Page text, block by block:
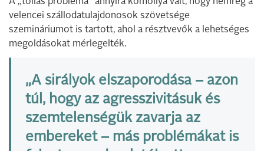
velencei szállodatulajdonosok szövetsége
szemináriumot is tartott, ahol a résztvevők a lehetséges
megoldásokat mérlegelték.
„A sirályok elszaporodása – azon
túl, hogy az agresszivitásuk és
szemtelenségük zavarja az
embereket – más problémákat is